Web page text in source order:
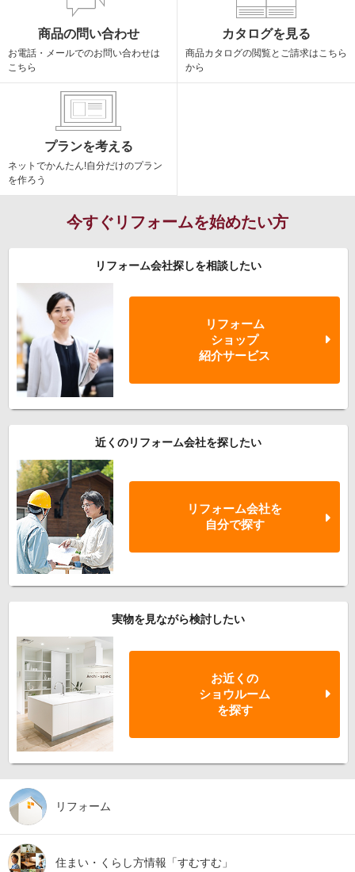
商品の問い合わせ
お電話・メールでのお問い合わせは
こちら
カタログを見る
商品カタログの閲覧と ご請求はこちら
から
プランを考える
ネットでかんたん!自分だけのプラン
を作ろう
今すぐリフォームを始めたい方
リフォーム会社探しを相談したい
リフォーム
ショップ
紹介サービス
近くのリフォーム会社を探したい
リフォーム会社を
自分で探す
実物を見ながら検討したい
お近くの
ショウルーム
を探す
リフォーム
住まい・くらし方情報「すむすむ」